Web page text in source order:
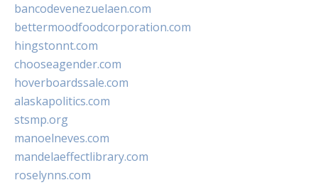
bancodevenezuelaen.com
bettermoodfoodcorporation.com
hingstonnt.com
chooseagender.com
hoverboardssale.com
alaskapolitics.com
stsmp.org
manoelneves.com
mandelaeffectlibrary.com
roselynns.com